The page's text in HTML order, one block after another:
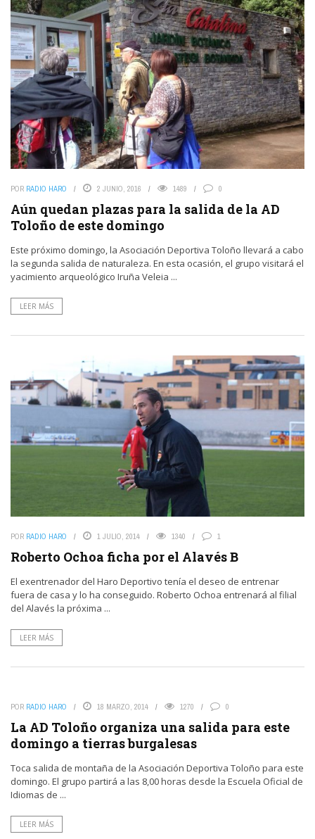
POR RADIO HARO 2 JUNIO, 2016 1489 0
Aún quedan plazas para la salida de la AD
Toloño de este domingo
Este próximo domingo, la Asociación Deportiva Toloño llevará a cabo
la segunda salida de naturaleza. En esta ocasión, el grupo visitará el
yacimiento arqueológico Iruña Veleia ...
LEER MÁS
POR RADIO HARO 1 JULIO, 2014 1340 1
Roberto Ochoa ficha por el Alavés B
El exentrenador del Haro Deportivo tenía el deseo de entrenar
fuera de casa y lo ha conseguido. Roberto Ochoa entrenará al filial
del Alavés la próxima ...
LEER MÁS
POR RADIO HARO 18 MARZO, 2014 1270 0
La AD Toloño organiza una salida para este
domingo a tierras burgalesas
Toca salida de montaña de la Asociación Deportiva Toloño para este
domingo. El grupo partirá a las 8,00 horas desde la Escuela Oficial de
Idiomas de ...
LEER MÁS